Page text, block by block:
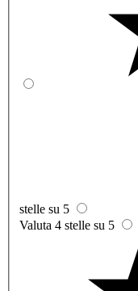
stelle su 5
Valuta 4 stelle su 5